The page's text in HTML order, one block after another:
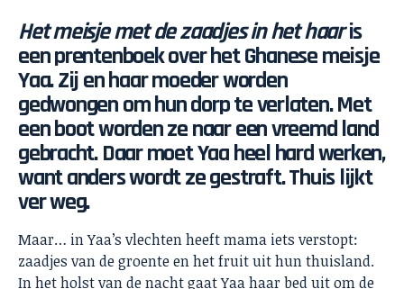
Het meisje met de zaadjes in het haaris
een prentenboek over het Ghanese meisje
Yaa. Zij en haar moeder worden
gedwongen om hun dorp te verlaten. Met
een boot worden ze naar een vreemd land
gebracht. Daar moet Yaa heel hard werken,
want anders wordt ze gestraft. Thuis lijkt
ver weg.
Maar… in Yaa’s vlechten heeft mama iets verstopt:
zaadjes van de groente en het fruit uit hun thuisland.
In het holst van de nacht gaat Yaa haar bed uit om de